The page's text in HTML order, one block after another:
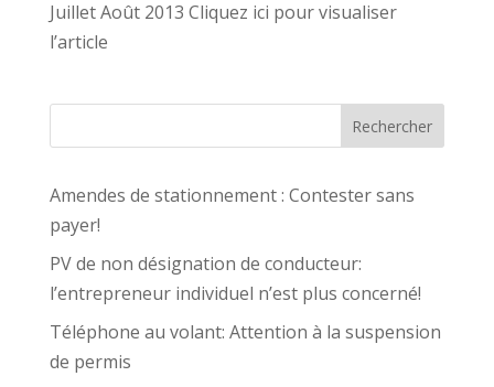
Juillet Août 2013 Cliquez ici pour visualiser
l’article
Rechercher
Amendes de stationnement : Contester sans
payer!
PV de non désignation de conducteur:
l’entrepreneur individuel n’est plus concerné!
Téléphone au volant: Attention à la suspension
de permis